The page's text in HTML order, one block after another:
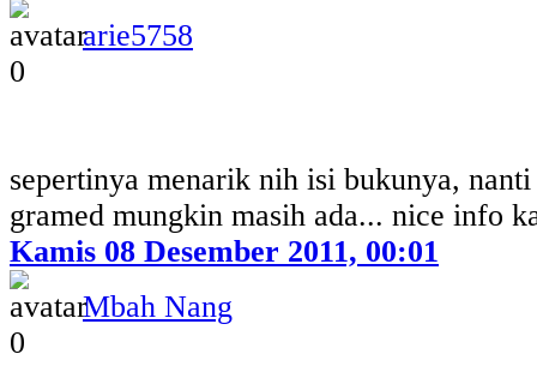
arie5758
0
sepertinya menarik nih isi bukunya,
gramed mungkin masih ada... nice info
Kamis 08 Desember 2011, 00:01
Mbah Nang
0